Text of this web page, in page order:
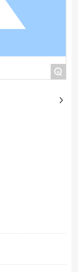
+